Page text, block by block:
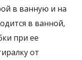
в ванную и на
в ванной,
при ее
от